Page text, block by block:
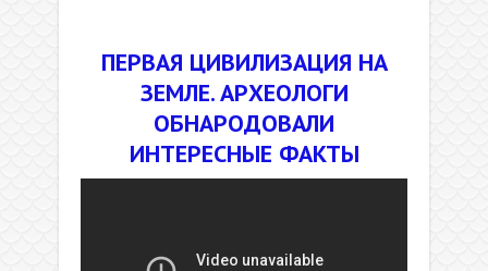
ПЕРВАЯ ЦИВИЛИЗАЦИЯ НА
ЗЕМЛЕ. АРХЕОЛОГИ
ОБНАРОДОВАЛИ
ИНТЕРЕСНЫЕ ФАКТЫ